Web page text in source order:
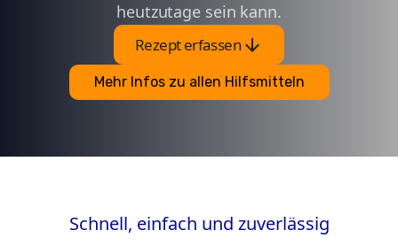
heutzutage sein kann.
Rezept erfassenarrow_downward
Mehr Infos zu allen Hilfsmitteln
Schnell, einfach und zuverlässig